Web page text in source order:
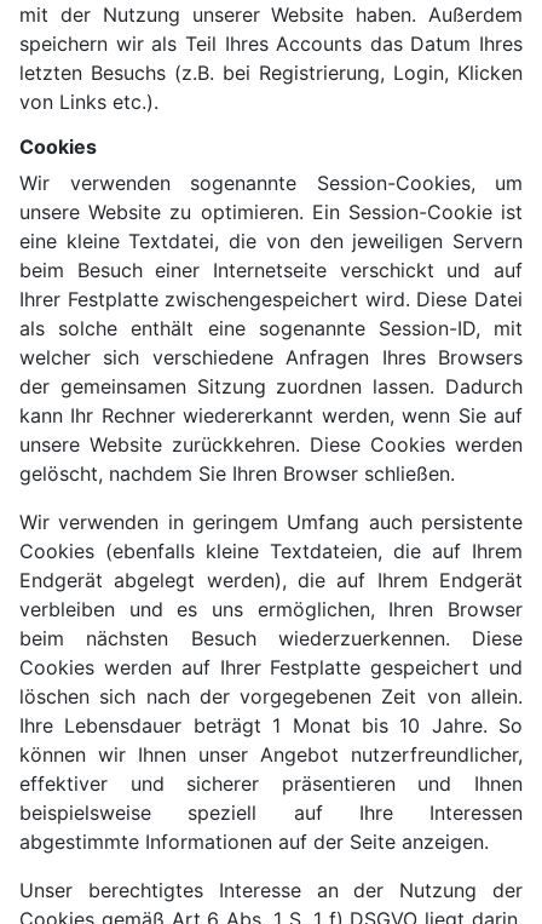
mit der Nutzung unserer Website haben. Außerdem
speichern wir als Teil Ihres Accounts das Datum Ihres
letzten Besuchs (z.B. bei Registrierung, Login, Klicken
von Links etc.).
Cookies
Wir verwenden sogenannte Session-Cookies, um
unsere Website zu optimieren. Ein Session-Cookie ist
eine kleine Textdatei, die von den jeweiligen Servern
beim Besuch einer Internetseite verschickt und auf
Ihrer Festplatte zwischengespeichert wird. Diese Datei
als solche enthält eine sogenannte Session-ID, mit
welcher sich verschiedene Anfragen Ihres Browsers
der gemeinsamen Sitzung zuordnen lassen. Dadurch
kann Ihr Rechner wiedererkannt werden, wenn Sie auf
unsere Website zurückkehren. Diese Cookies werden
gelöscht, nachdem Sie Ihren Browser schließen.
Wir verwenden in geringem Umfang auch persistente
Cookies (ebenfalls kleine Textdateien, die auf Ihrem
Endgerät abgelegt werden), die auf Ihrem Endgerät
verbleiben und es uns ermöglichen, Ihren Browser
beim nächsten Besuch wiederzuerkennen. Diese
Cookies werden auf Ihrer Festplatte gespeichert und
löschen sich nach der vorgegebenen Zeit von allein.
Ihre Lebensdauer beträgt 1 Monat bis 10 Jahre. So
können wir Ihnen unser Angebot nutzerfreundlicher,
effektiver und sicherer präsentieren und Ihnen
beispielsweise speziell auf Ihre Interessen
abgestimmte Informationen auf der Seite anzeigen.
Unser berechtigtes Interesse an der Nutzung der